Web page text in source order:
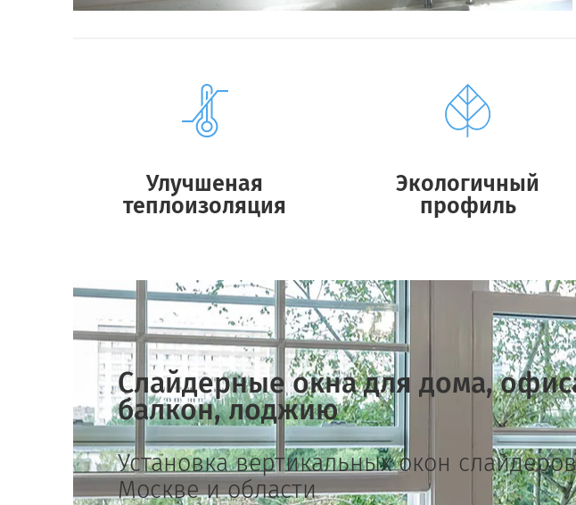
Улучшеная
теплоизоляция
Экологичный
профиль
Слайдерные окна для дома,
балкон, лоджию
Установка вертикальных окон
Москве и области